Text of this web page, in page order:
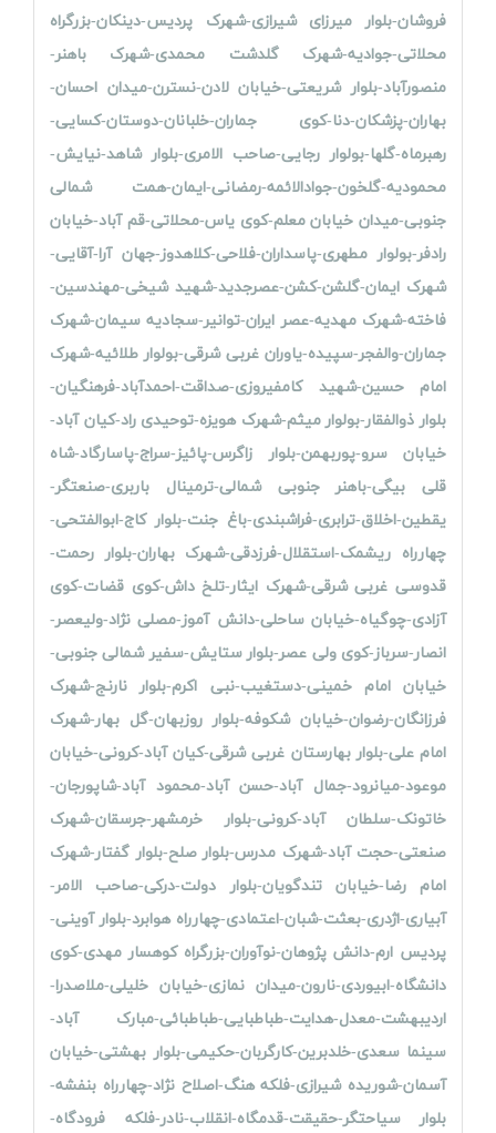
فروشان-بلوار میرزای شیرازی-شهرک پردیس-دینکان-بزرگراه
محلاتی-جوادیه-شهرک گلدشت محمدی-شهرک باهنر-
منصورآباد-بلوار شریعتی-خیابان لادن-نسترن-میدان احسان-
بهاران-پزشکان-دنا-کوی جماران-خلبانان-دوستان-کسایی-
رهبرماه-گلها-بولوار رجایی-صاحب الامری-بلوار شاهد-نیایش-
محمودیه-گلخون-جوادالائمه-رمضانی-ایمان-همت شمالی
جنوبی-میدان خیابان معلم-کوی یاس-محلاتی-قم آباد-خیابان
رادفر-بولوار مطهری-پاسداران-فلاحی-کلاهدوز-جهان آرا-آقایی-
شهرک ایمان-گلشن-کشن-عصرجدید-شهید شیخی-مهندسین-
فاخته-شهرک مهدیه-عصر ایران-توانیر-سجادیه سیمان-شهرک
جماران-والفجر-سپیده-یاوران غربی شرقی-بولوار طلائیه-شهرک
امام حسین-شهید کامفیروزی-صداقت-احمدآباد-فرهنگیان-
بلوار ذوالفقار-بولوار میثم-شهرک هویزه-توحیدی راد-کیان آباد-
خیابان سرو-پوربهمن-بلوار زاگرس-پائیز-سراج-پاسارگاد-شاه
قلی بیگی-باهنر جنوبی شمالی-ترمینال باربری-صنعتگر-
یقطین-اخلاق-ترابری-فراشبندی-باغ جنت-بلوار کاج-ابوالفتحی-
چهارراه ریشمک-استقلال-فرزدقی-شهرک بهاران-بلوار رحمت-
قدوسی غربی شرقی-شهرک ایثار-تلخ داش-کوی قضات-کوی
آزادی-چوگیاه-خیابان ساحلی-دانش آموز-مصلی نژاد-ولیعصر-
انصار-سرباز-کوی ولی عصر-بلوار ستایش-سفیر شمالی جنوبی-
خیابان امام خمینی-دستغیب-نبی اکرم-بلوار نارنج-شهرک
فرزانگان-رضوان-خیابان شکوفه-بلوار روزبهان-گل بهار-شهرک
امام علی-بلوار بهارستان غربی شرقی-کیان آباد-کرونی-خیابان
موعود-میانرود-جمال آباد-حسن آباد-محمود آباد-شاپورجان-
خاتونک-سلطان آباد-کرونی-بلوار خرمشهر-جرسقان-شهرک
صنعتی-حجت آباد-شهرک مدرس-بلوار صلح-بلوار گفتار-شهرک
امام رضا-خیابان تندگویان-بلوار دولت-درکی-صاحب الامر-
آبیاری-اژدری-بعثت-شبان-اعتمادی-چهارراه هوابرد-بلوار آوینی-
پردیس ارم-دانش پژوهان-نوآوران-بزرگراه کوهسار مهدی-کوی
دانشگاه-ابیوردی-نارون-میدان نمازی-خیابان خلیلی-ملاصدرا-
اردیبهشت-معدل-هدایت-طباطبایی-طباطبائی-مبارک آباد-
سینما سعدی-خلدبرین-کارگربان-حکیمی-بلوار بهشتی-خیابان
آسمان-شوریده شیرازی-فلکه هنگ-اصلاح نژاد-چهارراه بنفشه-
بلوار سیاحتگر-حقیقت-قدمگاه-انقلاب-نادر-فلکه فرودگاه-